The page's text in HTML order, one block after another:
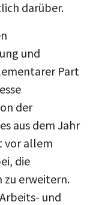
darüber.
und
Part
der
aus dem Jahr
vor allem
die
zu erweitern.
und